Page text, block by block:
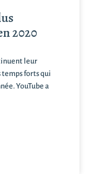
2020
leur
temps forts qui
YouTube a